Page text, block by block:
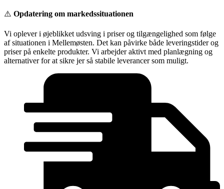
Videre
indhold
⚠️ Opdatering om markedssituationen
Vi oplever i øjeblikket udsving i priser og tilgængelighed som følge
af situationen i Mellemøsten. Det kan påvirke både leveringstider og
priser på enkelte produkter. Vi arbejder aktivt med planlægning og
alternativer for at sikre jer så stabile leverancer som muligt.